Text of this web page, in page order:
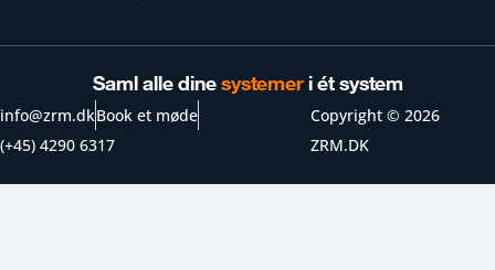
Saml alle dinesystemeri ét system
info@zrm.dkBook et møde
(+45) 4290 6317
Copyright © 2026
ZRM.DK